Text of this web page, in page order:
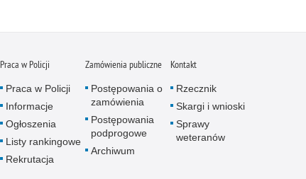
Praca w Policji
Praca w Policji
Informacje
Ogłoszenia
Listy rankingowe
Rekrutacja
Zamówienia publiczne
Postępowania o
zamówienia
Postępowania
podprogowe
Archiwum
Kontakt
Rzecznik
Skargi i wnioski
Sprawy
weteranów